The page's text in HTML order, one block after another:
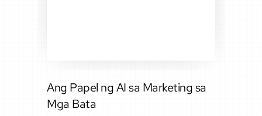
Ang Papel ng AI sa Marketing sa
Mga Bata